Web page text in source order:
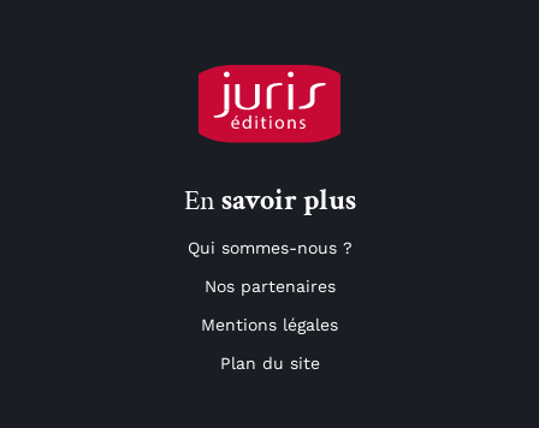
Ensavoir plus
Qui sommes-nous ?
Nos partenaires
Mentions légales
Plan du site